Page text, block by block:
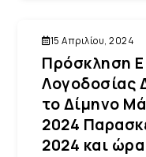
15 Απριλίου, 2024
Πρόσκληση
Λογοδοσίας
το Δίμηνο
2024
2024 και